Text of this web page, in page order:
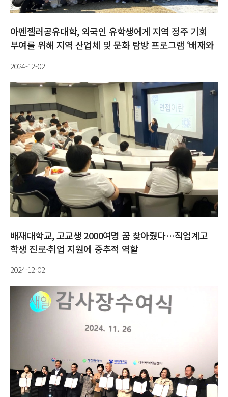
아펜젤러공유대학, 외국인 유학생에게 지역 정주 기회
부여를 위해 지역 산업체 및 문화 탐방 프로그램 ‘배재와
2024-12-02
배재대학교, 고교생 2000여명 꿈 찾아줬다…직업계고
학생 진로·취업 지원에 중추적 역할
2024-12-02